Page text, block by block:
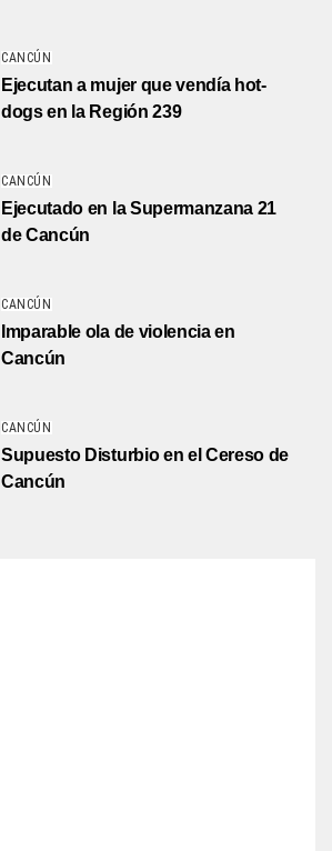
CANCÚN
Ejecutan a mujer que vendía hot-
dogs en la Región 239
CANCÚN
Ejecutado en la Supermanzana 21
de Cancún
CANCÚN
Imparable ola de violencia en
Cancún
CANCÚN
Supuesto Disturbio en el Cereso de
Cancún